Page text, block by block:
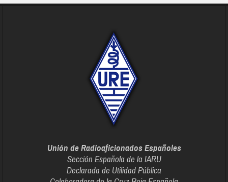
Unión de Radioaficionados Españoles
Sección Española de la IARU
Declarada de Utilidad Pública